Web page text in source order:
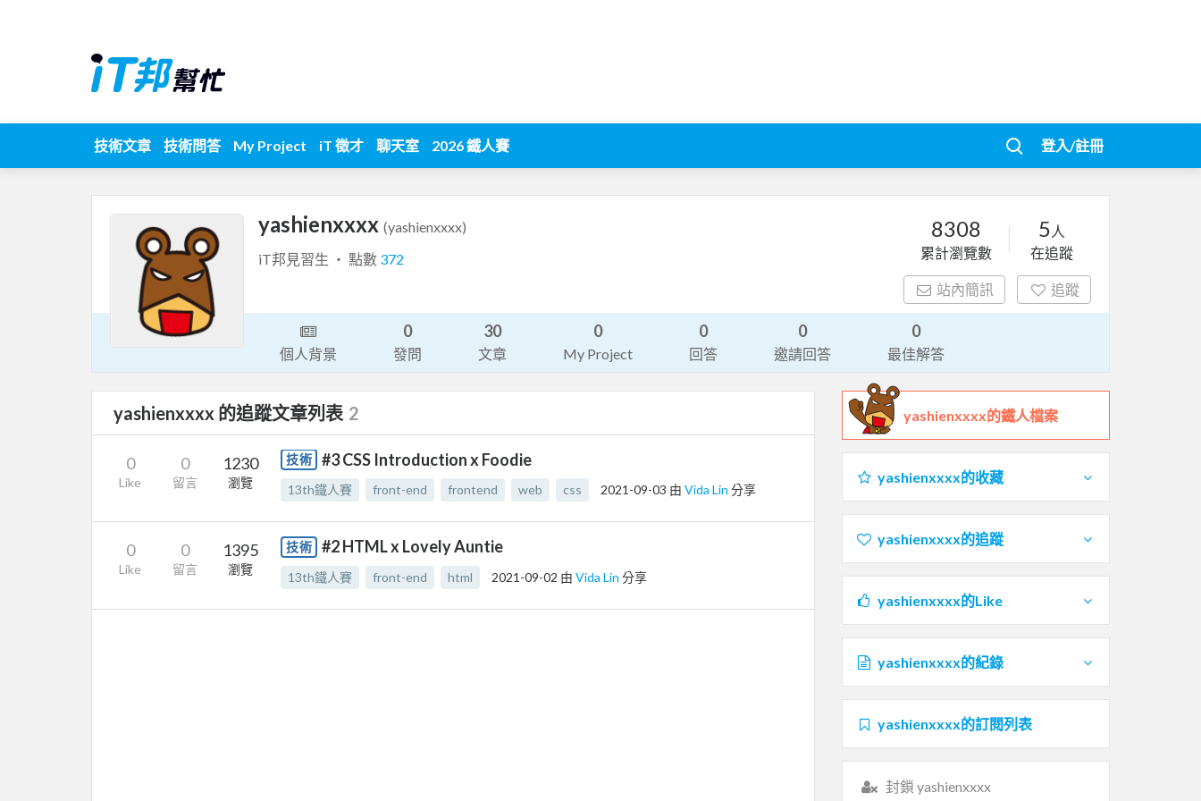
技術文章 技術問答 My Project iT 徵才 聊天室 2026 鐵人賽 登入/註冊
yashienxxxx (yashienxxxx)
iT邦見習生 ‧ 點數 372
8308
累計瀏覽數
5 人
在追蹤
站內簡訊 追蹤
個人背景
0
發問
30
文章
0
My Project
0
回答
0
邀請回答
0
最佳解答
yashienxxxx 的追蹤文章列表 2
0
Like
0
留言
1230
瀏覽
技術 #3 CSS Introduction x Foodie
13th鐵人賽 front-end frontend web css 2021-09-03 由 Vida Lin 分享
0
Like
0
留言
1395
瀏覽
技術 #2 HTML x Lovely Auntie
13th鐵人賽 front-end html 2021-09-02 由 Vida Lin 分享
yashienxxxx的鐵人檔案
yashienxxxx的收藏
yashienxxxx的追蹤
yashienxxxx的Like
yashienxxxx的紀錄
yashienxxxx的訂閱列表
封鎖 yashienxxxx